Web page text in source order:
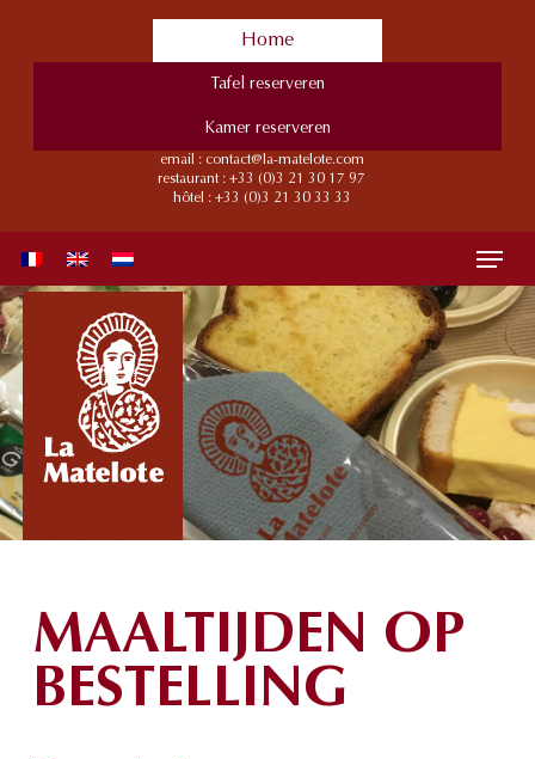
Home
Tafel reserveren
Kamer reserveren
email : contact@la-matelote.com
restaurant : +33 (0)3 21 30 17 97
hôtel : +33 (0)3 21 30 33 33
MAALTIJDEN OP
BESTELLING